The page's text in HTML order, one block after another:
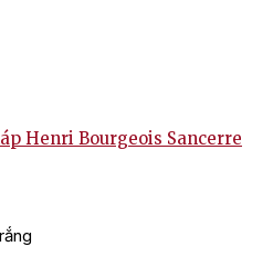
Henri Bourgeois Sancerre